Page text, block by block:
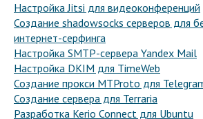
Настройка Jitsi для видеоконференций
Создание shadowsocks серверов для
интернет-серфинга
Настройка SMTP-сервера Yandex Mail
Настройка DKIM для TimeWeb
Создание прокси MTProto для
Создание сервера для Terraria
Разработка Kerio Connect для Ubuntu